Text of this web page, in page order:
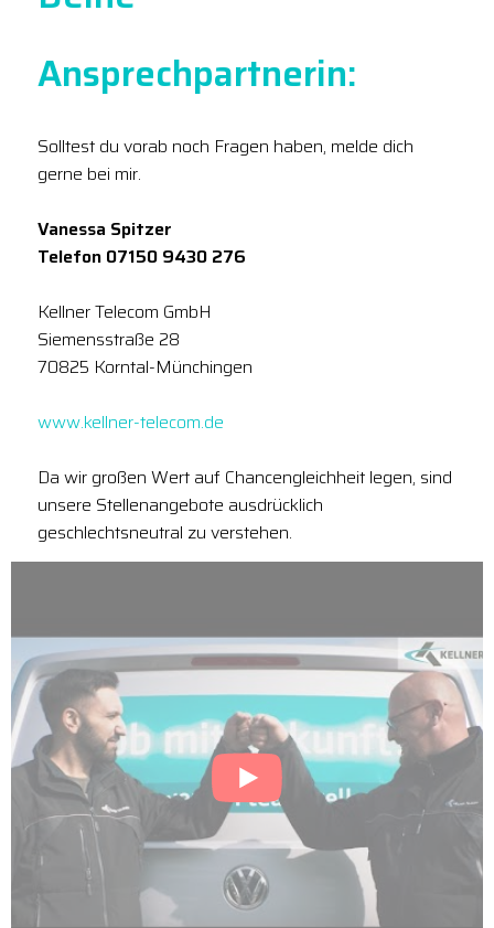
Ansprechpartnerin:
Solltest du vorab noch Fragen haben, melde dich
gerne bei mir.
Vanessa Spitzer
Telefon 07150 9430 276
Kellner Telecom GmbH
Siemensstraße 28
70825 Korntal-Münchingen
www.kellner-telecom.de
Da wir großen Wert auf Chancengleichheit legen, sind
unsere Stellenangebote ausdrücklich
geschlechtsneutral zu verstehen.